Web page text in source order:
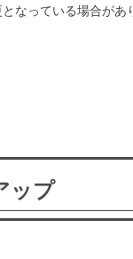
なっている場合があ
ップ